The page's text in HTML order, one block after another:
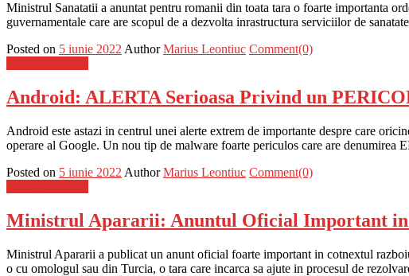
Ministrul Sanatatii a anuntat pentru romanii din toata tara o foarte importanta
guvernamentale care are scopul de a dezvolta inrastructura serviciilor de
Posted on 5 iunie 2022 Author Marius Leontiuc Comment(0)
Android: ALERTA Serioasa Privind un
Android este astazi in centrul unei alerte extrem de importante despre care
operare al Google. Un nou tip de malware foarte periculos care are
Posted on 5 iunie 2022 Author Marius Leontiuc Comment(0)
Ministrul Apararii: Anuntul Oficial Important
Ministrul Apararii a publicat un anunt oficial foarte important in cotnextul
o cu omologul sau din Turcia, o tara care incarca sa ajute in procesul de